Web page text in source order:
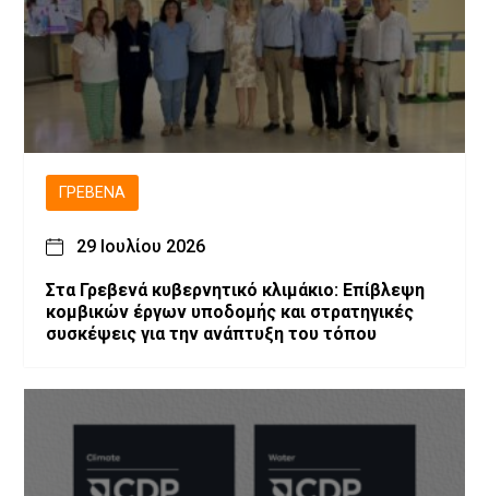
ΓΡΕΒΕΝΆ
29 Ιουλίου 2026
Στα Γρεβενά κυβερνητικό κλιμάκιο: Επίβλεψη
κομβικών έργων υποδομής και στρατηγικές
συσκέψεις για την ανάπτυξη του τόπου